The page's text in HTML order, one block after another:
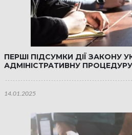
ПЕРШІ ПІДСУМКИ ДІЇ ЗАКОНУ
АДМІНІСТРАТИВНУ
14.01.2025